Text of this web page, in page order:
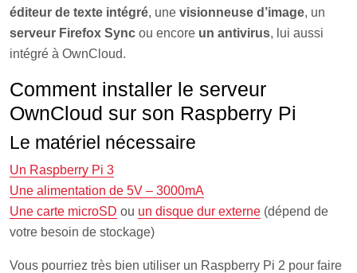
éditeur de texte intégré, une visionneuse d’image, un
serveur Firefox Sync ou encore un antivirus, lui aussi
intégré à OwnCloud.
Comment installer le serveur
OwnCloud sur son Raspberry Pi
Le matériel nécessaire
Un Raspberry Pi 3
Une alimentation de 5V – 3000mA
Une carte microSD ou un disque dur externe (dépend de
votre besoin de stockage)
Vous pourriez très bien utiliser un Raspberry Pi 2 pour faire